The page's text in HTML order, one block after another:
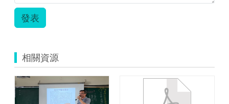
發表
相關資源